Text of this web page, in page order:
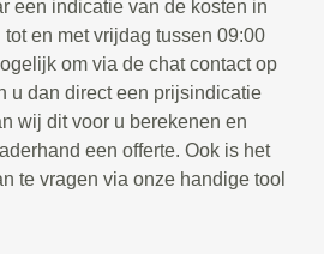
een indicatie van de kosten in
en met vrijdag tussen 09:00
om via de chat contact op
u dan direct een prijsindicatie
wij dit voor u berekenen en
een offerte. Ook is het
te vragen via onze handige tool